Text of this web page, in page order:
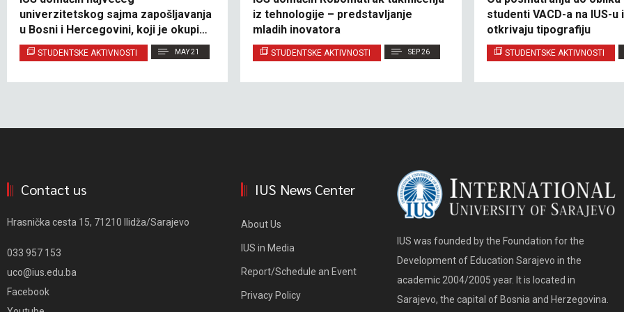
univerzitetskog sajma zapošljavanja
u Bosni i Hercegovini, koji je okupio
više od 50 kompanija i budućih
profesionalaca
STUDENTSKE AKTIVNOSTI MAY 21
iz tehnologije – predstavljanje
mladih inovatora
STUDENTSKE AKTIVNOSTI SEP 26
studenti VACD-a na IUS-u
otkrivaju tipografiju
STUDENTSKE AKTIVNOSTI
Contact us
Hrasnička cesta 15, 71210 Ilidža/Sarajevo
033 957 153
uco@ius.edu.ba
Facebook
IUS News Center
About Us
IUS in Media
Report/Schedule an Event
Privacy Policy
IUS was founded by the Foundation for the
Development of Education Sarajevo in the
academic 2004/2005 year. It is located in
Sarajevo, the capital of Bosnia and Herzegovina.